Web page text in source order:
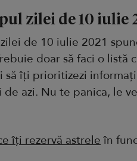
zilei de 10 iulie
de 10 iulie 2021
doar să faci o listă
să îți prioritizezi
de azi. Nu te panica, le
îți rezervă astreleîn